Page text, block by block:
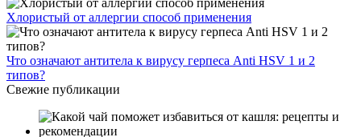
Хлористый от аллергии способ применения
Что означают антитела к вирусу герпеса Anti HSV 1 и 2
типов?
Свежие публикации